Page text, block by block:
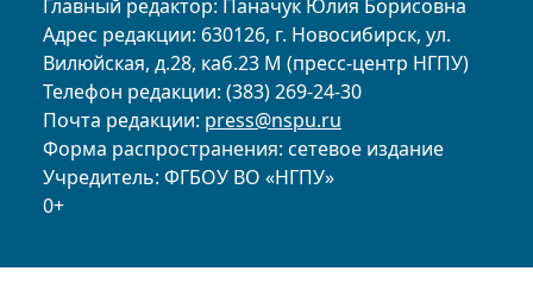
Главный редактор: Паначук Юлия Борисовна
Адрес редакции: 630126, г. Новосибирск, ул.
Вилюйская, д.28, каб.23 М (пресс-центр НГПУ)
Телефон редакции: (383) 269-24-30
Почта редакции: press@nspu.ru
Форма распространения: сетевое издание
Учредитель: ФГБОУ ВО «НГПУ»
0+